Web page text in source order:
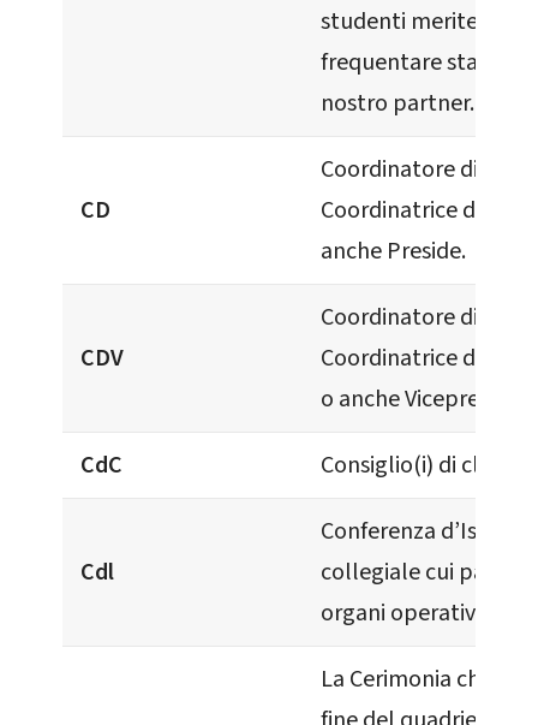
studenti meritevoli di
frequentare stage
nostro partner.
CD
Coordinatore
Coordinatrice
anche Preside.
CDV
Coordinatore
Coordinatrice
o anche Vicepreside.
CdC
Consiglio(i) di classe.
Cdl
Conferenza
collegiale cui
organi operativi
La Cerimonia che si